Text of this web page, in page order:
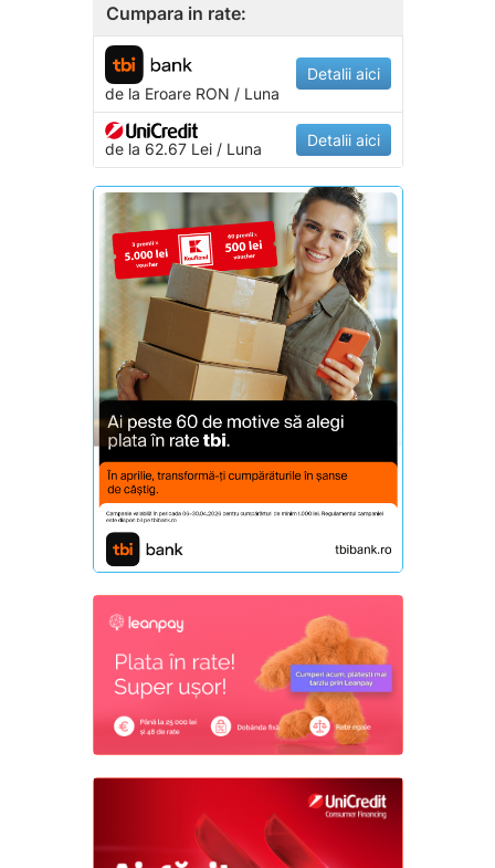
Cumpara in rate:
de la EroareRON / Luna
Detalii aici
de la 62.67 Lei / Luna Detalii aici